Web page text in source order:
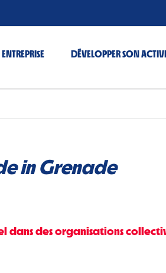
DÉVELOPPER SON
in Grenade
dans des organisations